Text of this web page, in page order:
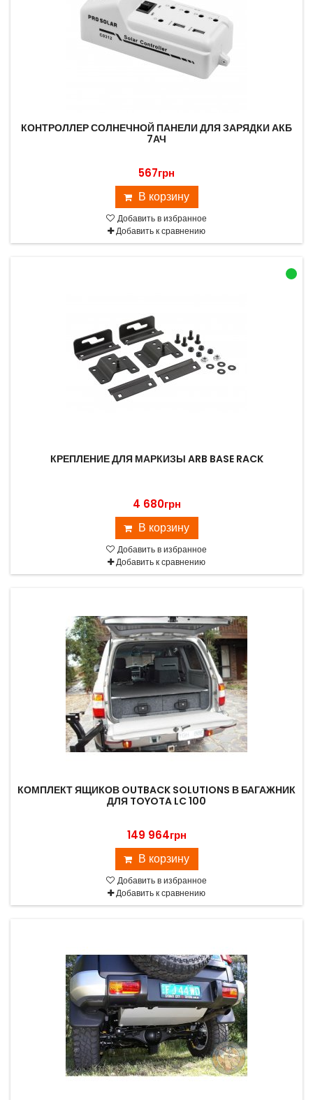
КОНТРОЛЛЕР СОЛНЕЧНОЙ ПАНЕЛИ ДЛЯ ЗАРЯДКИ АКБ
7АЧ
567грн
В корзину
Добавить в избранное
Добавить к сравнению
КРЕПЛЕНИЕ ДЛЯ МАРКИЗЫ ARB BASE RACK
4 680грн
В корзину
Добавить в избранное
Добавить к сравнению
КОМПЛЕКТ ЯЩИКОВ OUTBACK SOLUTIONS В БАГАЖНИК
ДЛЯ TOYOTA LC 100
149 964грн
В корзину
Добавить в избранное
Добавить к сравнению